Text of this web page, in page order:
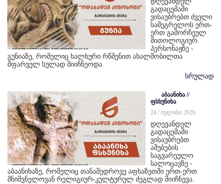
გადაცემაში
ვისაუბრებთ ძველი
სამეგრელოს ერთ-
ერთ გამორჩეულ
მითოლოგიურ
პერსონაჟზე -
გუნიაზე, რომელიც ხალხური რწმენით ახალშობილთა
მფარველ სულად მიიჩნეოდა.
სრულად
აბაანიხა //
ფსხუნიხა
24 / ივლისი 2026
დღევანდელ
გადაცემაში
ვისაუბრებთ
აშუბების
საგვარეულო
სალოცავზე -
აბაანიხაზე, რომელიც თანამედროვე აფხაზეთში ერთ-ერთ
მნიშვნელოვან რელიგიურ-კულტურულ ძეგლად მიიჩნევა.